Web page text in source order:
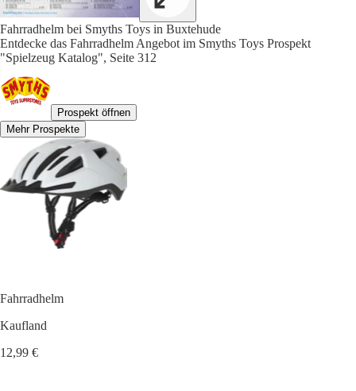
Fahrradhelm bei Smyths Toys in Buxtehude
Entdecke das Fahrradhelm Angebot im Smyths Toys Prospekt
"Spielzeug Katalog", Seite 312
Prospekt öffnen
Mehr Prospekte
Fahrradhelm
Kaufland
12,99 €